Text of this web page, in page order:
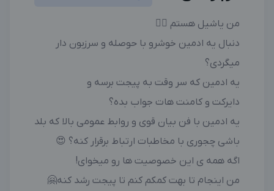
من یاشیل هستم 🖐🏻
دنبال یه ادمین خوشرو با حوصله و سرزبون دار
میگردی؟
یه ادمین که سر وقت به پیجت برسه و
دایرکت و کامنت هات جواب بده؟
یه ادمین با فن بیان قوی و روابط عمومی بالا که بلد
باشی چجوری با مخاطبات ارتباط برقرار کنه؟ 😍
اگه همه ی این خصوصیت ها رو میخوای!
من اینجام تا بهت کمکم کنم تا پیجت رشد کنه🤗